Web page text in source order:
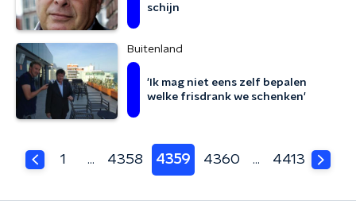
schijn
Buitenland
'Ik mag niet eens zelf bepalen
welke frisdrank we schenken'
1 … 4358 4359 4360 … 4413